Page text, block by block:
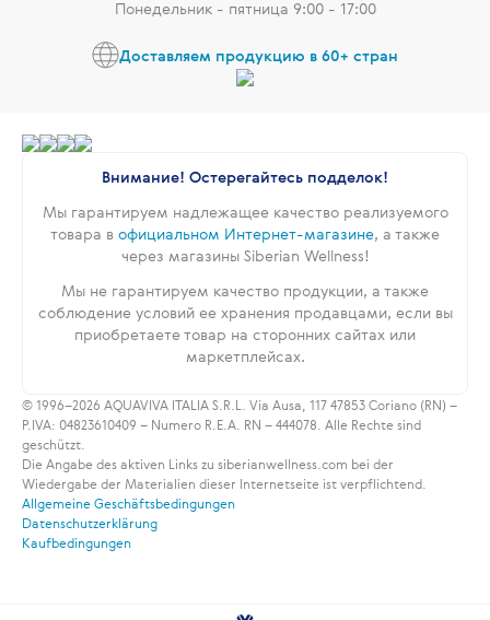
Понедельник - пятница 9:00 - 17:00
Доставляем продукцию в 60+ стран
Внимание! Остерегайтесь подделок!
Мы гарантируем надлежащее качество реализуемого
товара в официальном Интернет-магазине, а также
через магазины Siberian Wellness!
Мы не гарантируем качество продукции, а также
соблюдение условий ее хранения продавцами, если вы
приобретаете товар на сторонних сайтах или
маркетплейсах.
© 1996–2026 AQUAVIVA ITALIA S.R.L. Via Ausa, 117 47853 Coriano (RN) –
P.IVA: 04823610409 – Numero R.E.A. RN – 444078. Alle Rechte sind
geschützt.
Die Angabe des aktiven Links zu siberianwellness.com bei der
Wiedergabe der Materialien dieser Internetseite ist verpflichtend.
Allgemeine Geschäftsbedingungen
Datenschutzerklärung
Kaufbedingungen